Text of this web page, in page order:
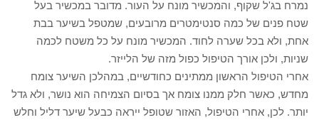
נמרח בג'ל שקוף, והמכשיר מונח על העור. מדובר במכשיר בעל
שטח פנים של כמה סנטימטרים מרובעים, שמטפל בשיער בבת
אחת, ולא בכל שערה לחוד. המכשיר מונח על כל משטח לכמה
שניות, ולכן אורך הטיפול כפול מזה של הלייזר.
אחרי הטיפול הראשון ממתינים כחודשיים, במהלכן השיער צומח
מחדש, כאשר חלק ממנו צומח אך בסיום הצמיחה הוא נושר, ולא גדל
יותר. לכן, אחרי הטיפול, האזור שטופל ייראה כבעל שיער דליל וחלש